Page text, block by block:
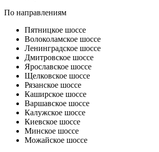
По направлениям
Пятницкое шоссе
Волоколамское шоссе
Ленинградское шоссе
Дмитровское шоссе
Ярославское шоссе
Щелковское шоссе
Рязанское шоссе
Каширское шоссе
Варшавское шоссе
Калужское шоссе
Киевское шоссе
Минское шоссе
Можайское шоссе